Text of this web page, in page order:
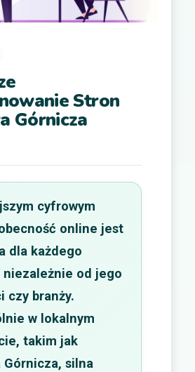
Stron
Górnicza
cyfrowym
online jest
dla każdego
niezależnie od jego
czy branży.
w lokalnym
takim jak
Górnicza, silna